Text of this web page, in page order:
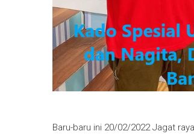
Baru-baru ini 20/02/2022 Jagat